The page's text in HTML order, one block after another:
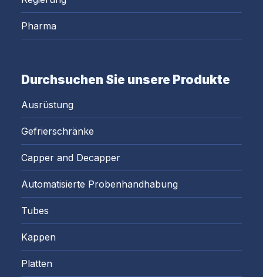
Pharma
Durchsuchen Sie unsere Produkte
Ausrüstung
Gefrierschränke
Capper and Decapper
Automatisierte Probenhandhabung
Tubes
Kappen
Platten